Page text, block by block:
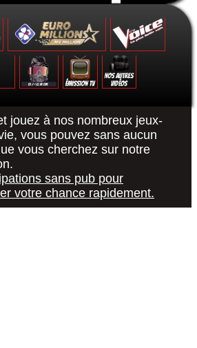
de contact
du 27 août 2022
du 6 septembre Euro
- La Finale - Koh-Lanta :
Finale - 15/05/2021 The Voice
De Conduire -
#RorB"
3 - 25/12/2020 Les 12
jouez à nos nombreux jeux-
vous pouvez sans aucun
vous cherchez sur notre
sans pub pour
votre chance rapidement.